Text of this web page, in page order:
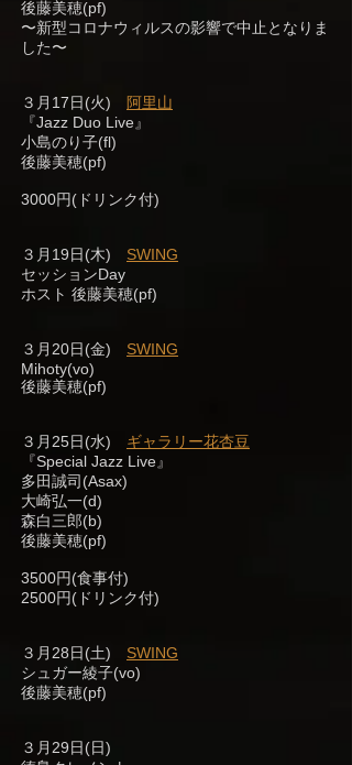
後藤美穂(pf)
〜新型コロナウィルスの影響で中止となりま
した〜
３月17日(火)
阿里山
『Jazz Duo Live』
小島のり子(fl)
後藤美穂(pf)
3000円(ドリンク付)
３月19日(木) SWING
セッションDay
ホスト 後藤美穂(pf)
３月20日(金) SWING
Mihoty(vo)
後藤美穂(pf)
３月25日(水) ギャラリー花杏豆
『Special Jazz Live』
多田誠司(Asax)
大崎弘一(d)
森白三郎(b)
後藤美穂(pf)
3500円(食事付)
2500円(ドリンク付)
３月28日(土) SWING
シュガー綾子(vo)
後藤美穂(pf)
３月29日(日)